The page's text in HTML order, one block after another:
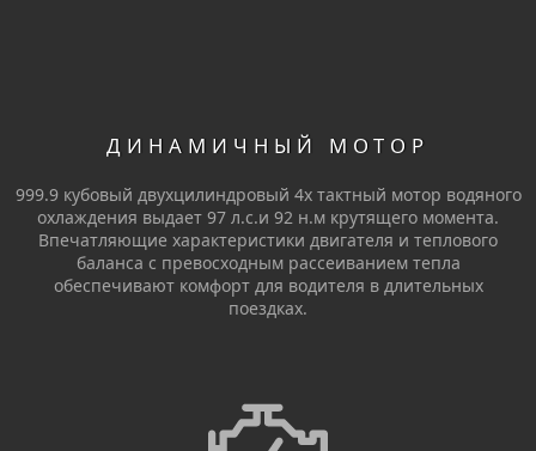
ДИНАМИЧНЫЙ МОТОР
999.9 кубовый двухцилиндровый 4х тактный мотор водяного
охлаждения выдает 97 л.с.и 92 н.м крутящего момента.
Впечатляющие характеристики двигателя и теплового
баланса с превосходным рассеиванием тепла
обеспечивают комфорт для водителя в длительных
поездках.